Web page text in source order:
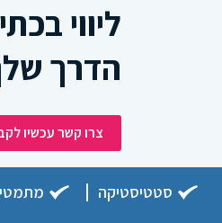
ליווי
הדרך
צרו קשר עכשיו
סטטיסטיקה